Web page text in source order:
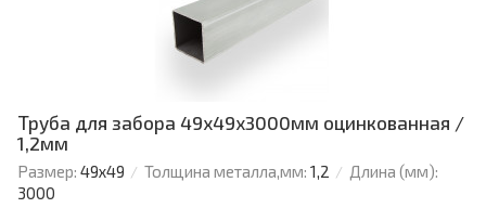
Труба для забора 49х49x3000мм оцинкованная /
1,2мм
Размер: 49х49 Толщина металла,мм: 1,2
Длина (мм):
3000